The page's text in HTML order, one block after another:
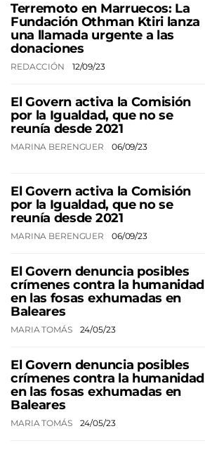
Terremoto en Marruecos: La
Fundación Othman Ktiri lanza
una llamada urgente a las
donaciones
REDACCIÓN 12/09/23
El Govern activa la Comisión
por la Igualdad, que no se
reunía desde 2021
MARINA BERENGUER 06/09/23
El Govern activa la Comisión
por la Igualdad, que no se
reunía desde 2021
MARINA BERENGUER 06/09/23
El Govern denuncia posibles
crímenes contra la humanidad
en las fosas exhumadas en
Baleares
MARIA TOMÁS 24/05/23
El Govern denuncia posibles
crímenes contra la humanidad
en las fosas exhumadas en
Baleares
MARIA TOMÁS 24/05/23